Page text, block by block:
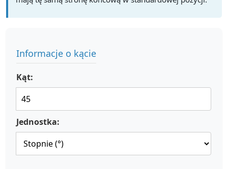
Informacje o kącie
Kąt:
Jednostka: